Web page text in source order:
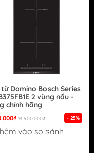
Domino Bosch Series
2 vùng nấu -
chính hãng
14.900.000₫ - 25%
vào so sánh